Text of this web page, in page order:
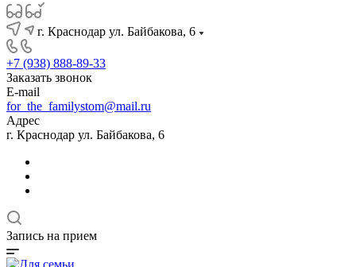
г. Краснодар ул. Байбакова, 6
+7 (938) 888-89-33
Заказать звонок
E-mail
for_the_familystom@mail.ru
Адрес
г. Краснодар ул. Байбакова, 6
Запись на прием